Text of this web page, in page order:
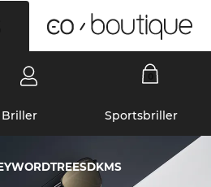
Briller Sportsbriller